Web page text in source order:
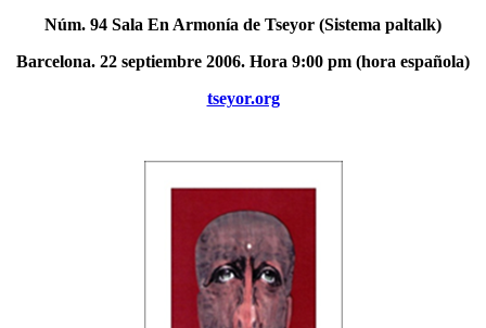
Núm. 94 Sala En Armonía de Tseyor (Sistema paltalk)
Barcelona. 22 septiembre 2006. Hora 9:00 pm (hora española)
tseyor.org